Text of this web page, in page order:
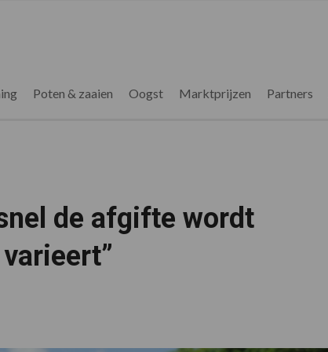
Poten & zaaien Oogst Marktprijzen Partners
de afgifte wordt